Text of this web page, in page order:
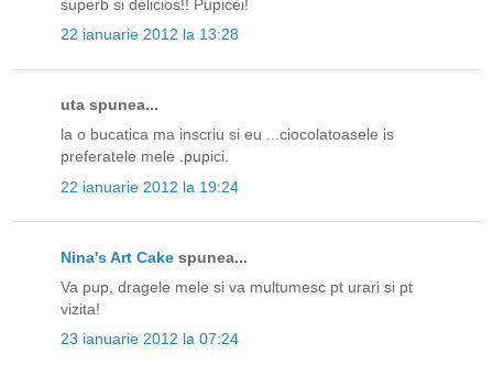
superb si delicios!! Pupicei!
22 ianuarie 2012 la 13:28
uta spunea...
la o bucatica ma inscriu si eu ...ciocolatoasele is
preferatele mele .pupici.
22 ianuarie 2012 la 19:24
Nina's Art Cake spunea...
Va pup, dragele mele si va multumesc pt urari si pt
vizita!
23 ianuarie 2012 la 07:24